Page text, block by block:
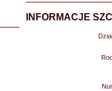
INFORMACJE